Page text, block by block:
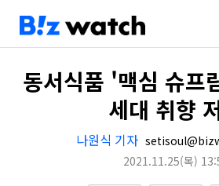
동서식품 '맥심 슈
세대 취향
나원식 기자
2021.11.25(목)